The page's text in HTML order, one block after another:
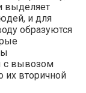
выделяет
и для
образуются
с вывозом
их вторичной